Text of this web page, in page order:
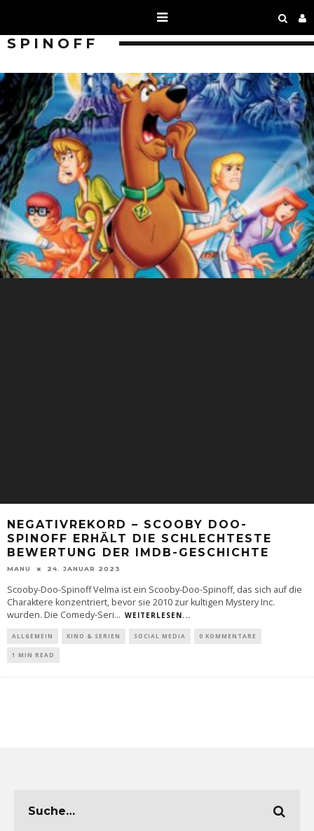
SPINOFF
NEGATIVREKORD – SCOOBY DOO-
SPINOFF ERHÄLT DIE SCHLECHTESTE
BEWERTUNG DER IMDB-GESCHICHTE
MANU 24. JANUAR 2023
Scooby-Doo-Spinoff Velma ist ein Scooby-Doo-Spinoff, das sich auf die
Charaktere konzentriert, bevor sie 2010 zur kultigen Mystery Inc.
wurden. Die Comedy-Seri... WEITERLESEN...
ALLGEMEIN KINO & SERIEN SOCIAL MEDIA 0 KOMMENTARE
1 MIN READ